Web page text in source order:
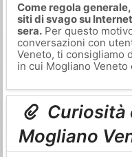
Come regola
siti di svago su
sera.Per questo
conversazioni con
Veneto, ti consigliamo
in cui Mogliano
Curiosità
Mogliano